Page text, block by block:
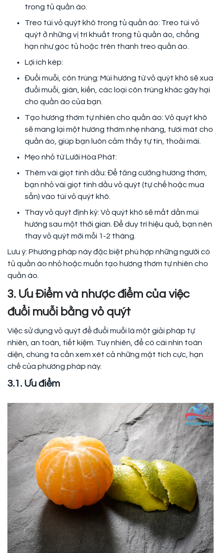
trong tủ quần áo.
Treo túi vỏ quýt khô trong tủ quần áo: Treo túi vỏ
quýt ở những vị trí khuất trong tủ quần áo, chẳng
hạn như góc tủ hoặc trên thanh treo quần áo.
Lợi ích kép:
Đuổi muỗi, côn trùng: Mùi hương từ vỏ quýt khô sẽ xua
đuổi muỗi, gián, kiến, các loại côn trùng khác gây hại
cho quần áo của bạn.
Tạo hương thơm tự nhiên cho quần áo: Vỏ quýt khô
sẽ mang lại một hương thơm nhẹ nhàng, tươi mát cho
quần áo, giúp bạn luôn cảm thấy tự tin, thoải mái.
Mẹo nhỏ từ Lưới Hòa Phát:
Thêm vài giọt tinh dầu: Để tăng cường hương thơm,
bạn nhỏ vài giọt tinh dầu vỏ quýt (tự chế hoặc mua
sẵn) vào túi vỏ quýt khô.
Thay vỏ quýt định kỳ: Vỏ quýt khô sẽ mất dần mùi
hương sau một thời gian. Để duy trì hiệu quả, bạn nên
thay vỏ quýt mới mỗi 1-2 tháng.
Lưu ý: Phương pháp này đặc biệt phù hợp những người có
tủ quần áo nhỏ hoặc muốn tạo hương thơm tự nhiên cho
quần áo.
3. Ưu Điểm và nhược điểm của việc
đuổi muỗi bằng vỏ quýt
Việc sử dụng vỏ quýt để đuổi muỗi là một giải pháp tự
nhiên, an toàn, tiết kiệm. Tuy nhiên, để có cái nhìn toàn
diện, chúng ta cần xem xét cả những mặt tích cực, hạn
chế của phương pháp này.
3.1. Ưu điểm